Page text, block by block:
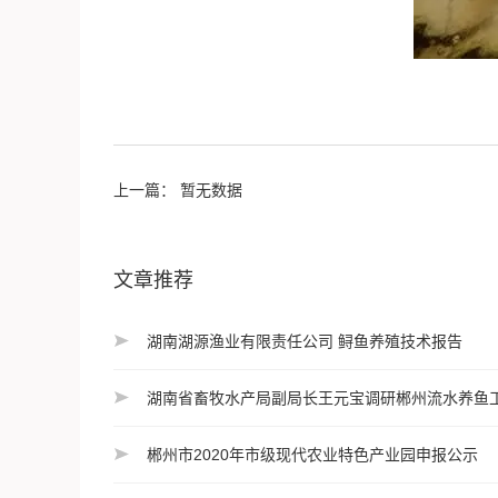
上一篇： 暂无数据
文章推荐
湖南湖源渔业有限责任公司 鲟鱼养殖技术报告
湖南省畜牧水产局副局长王元宝调研郴州流水养鱼
郴州市2020年市级现代农业特色产业园申报公示